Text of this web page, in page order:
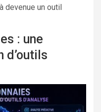
devenue un outil
: une
d’outils